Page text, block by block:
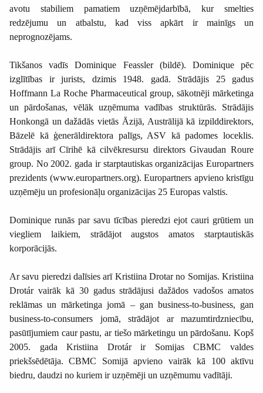
avotu stabiliem pamatiem uzņēmējdarbībā, kur smelties
redzējumu un atbalstu, kad viss apkārt ir mainīgs un
neprognozējams.
Tikšanos vadīs Dominique Feassler (bildē). Dominique pēc
izglītības ir jurists, dzimis 1948. gadā. Strādājis 25 gadus
Hoffmann La Roche Pharmaceutical group, sākotnēji mārketinga
un pārdošanas, vēlāk uzņēmuma vadības struktūrās. Strādājis
Honkongā un dažādās vietās Āzijā, Austrālijā kā izpilddirektors,
Bāzelē kā ģenerāldirektora palīgs, ASV kā padomes loceklis.
Strādājis arī Cīrihē kā cilvēkresursu direktors Givaudan Roure
group. No 2002. gada ir starptautiskas organizācijas Europartners
prezidents (www.europartners.org). Europartners apvieno kristīgu
uzņēmēju un profesionāļu organizācijas 25 Europas valstis.
Dominique runās par savu tīcības pieredzi ejot cauri grūtiem un
viegliem laikiem, strādājot augstos amatos starptautiskās
korporācijās.
Ar savu pieredzi dalīsies arī Kristiina Drotar no Somijas. Kristiina
Drotár vairāk kā 30 gadus strādājusi dažādos vadošos amatos
reklāmas un mārketinga jomā – gan business-to-business, gan
business-to-consumers jomā, strādājot ar mazumtirdzniecību,
pasūtījumiem caur pastu, ar tiešo mārketingu un pārdošanu. Kopš
2005. gada Kristiina Drotár ir Somijas CBMC valdes
priekšsēdētāja. CBMC Somijā apvieno vairāk kā 100 aktīvu
biedru, daudzi no kuriem ir uzņēmēji un uzņēmumu vadītāji.